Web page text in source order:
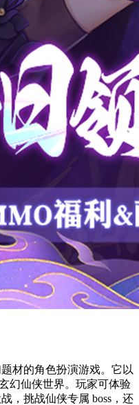
材的角色扮演游戏。它以
幻仙侠世界。玩家可体验
，挑战仙侠专属 boss，还